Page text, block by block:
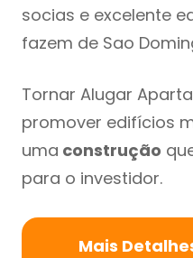
socias e excelente
fazem de Sao
Tornar Alugar
promover edifícios
uma construção
para o investidor.
Mais